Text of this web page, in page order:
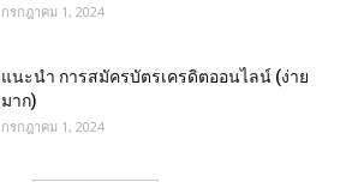
กรกฎาคม 1, 2024
แนะนำ การสมัครบัตรเครดิตออนไลน์ (ง่าย
มาก)
กรกฎาคม 1, 2024